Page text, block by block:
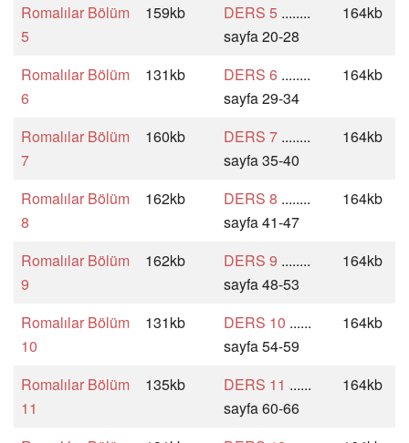
Romalılar Bölüm
5
159kb DERS 5 ........
sayfa 20-28
164kb
Romalılar Bölüm
6
131kb DERS 6 ........
sayfa 29-34
164kb
Romalılar Bölüm
7
160kb DERS 7 ........
sayfa 35-40
164kb
Romalılar Bölüm
8
162kb DERS 8 ........
sayfa 41-47
164kb
Romalılar Bölüm
9
162kb DERS 9 ........
sayfa 48-53
164kb
Romalılar Bölüm
10
131kb DERS 10 ......
sayfa 54-59
164kb
Romalılar Bölüm
11
135kb DERS 11 ......
sayfa 60-66
164kb